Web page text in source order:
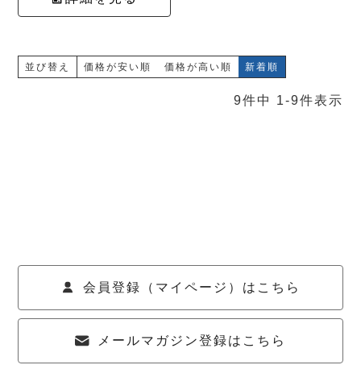
並び替え 価格が安い順 価格が高い順 新着順
9件中 1-9件表示
会員登録（マイページ）はこちら
メールマガジン登録はこちら